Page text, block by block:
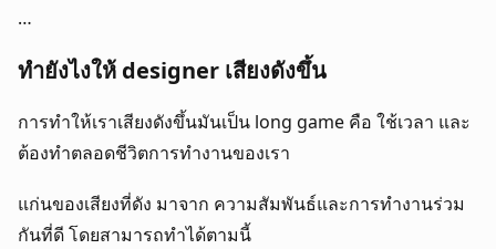
…
ทำยังไงให้ designer เสียงดังขึ้น
การทำให้เราเสียงดังขึ้นมันเป็น long game คือ ใช้เวลา และ
ต้องทำตลอดชีวิตการทำงานของเรา
แก่นของเสียงที่ดัง มาจาก ความสัมพันธ์และการทำงานร่วม
กันที่ดี โดยสามารถทำได้ตามนี้